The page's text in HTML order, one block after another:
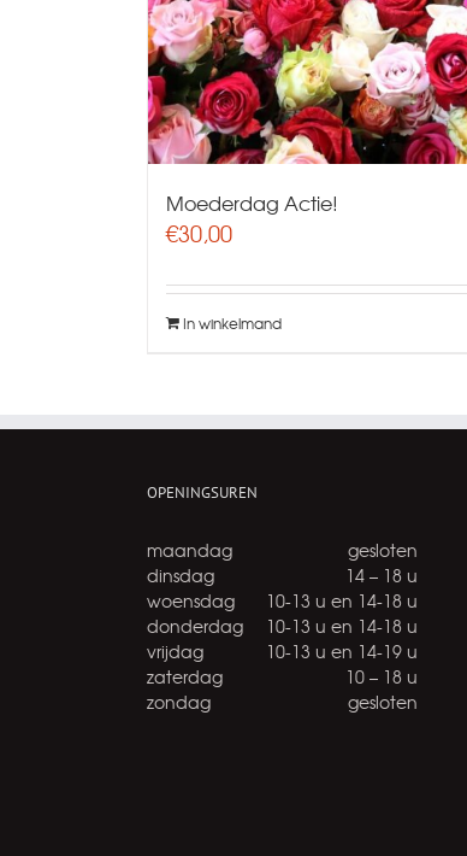
Moederdag Actie!
€30,00
In winkelmand
OPENINGSUREN
maandag
gesloten
dinsdag
14 – 18 u
woensdag
10-13 u en 14-18 u
donderdag
10-13 u en 14-18 u
vrijdag
10-13 u en 14-19 u
zaterdag
10 – 18 u
zondag
gesloten